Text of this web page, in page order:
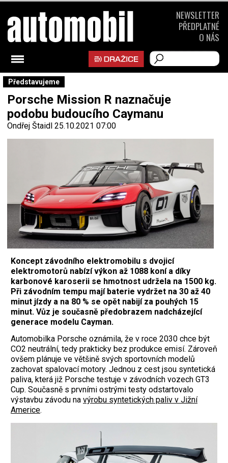
Představujeme
Porsche Mission R naznačuje
podobu budoucího Caymanu
Ondřej Štaidl 25.10.2021 07:00
Koncept závodního elektromobilu s dvojicí
elektromotorů nabízí výkon až 1088 koní a díky
karbonové karoserii se hmotnost udržela na 1500 kg.
Při závodním tempu mají baterie vydržet na 30 až 40
minut jízdy a na 80 % se opět nabijí za pouhých 15
minut. Vůz je současně předobrazem nadcházející
generace modelu Cayman.
Automobilka Porsche oznámila, že v roce 2030 chce být
CO2 neutrální, tedy prakticky bez produkce emisí. Zároveň
ovšem plánuje ve většině svých sportovních modelů
zachovat spalovací motory. Jednou z cest jsou syntetická
paliva, která již Porsche testuje v závodních vozech GT3
Cup. Současně s prvními ostrými testy odstartovalo
výstavbu závodu na výrobu syntetických paliv v Jižní
Americe.
NEWSLETTER
PŘEDPLATNÉ
O NÁS